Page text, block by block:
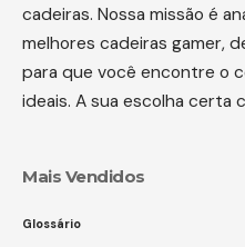
cadeiras. Nossa missão é
melhores cadeiras gamer,
para que você encontre o
ideais. A sua escolha certa
Mais Vendidos
Glossário